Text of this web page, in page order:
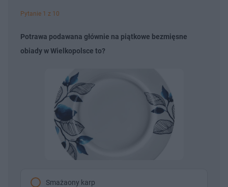
Pytanie 1 z 10
Potrawa podawana głównie na piątkowe bezmięsne
obiady w Wielkopolsce to?
Smażaony karp